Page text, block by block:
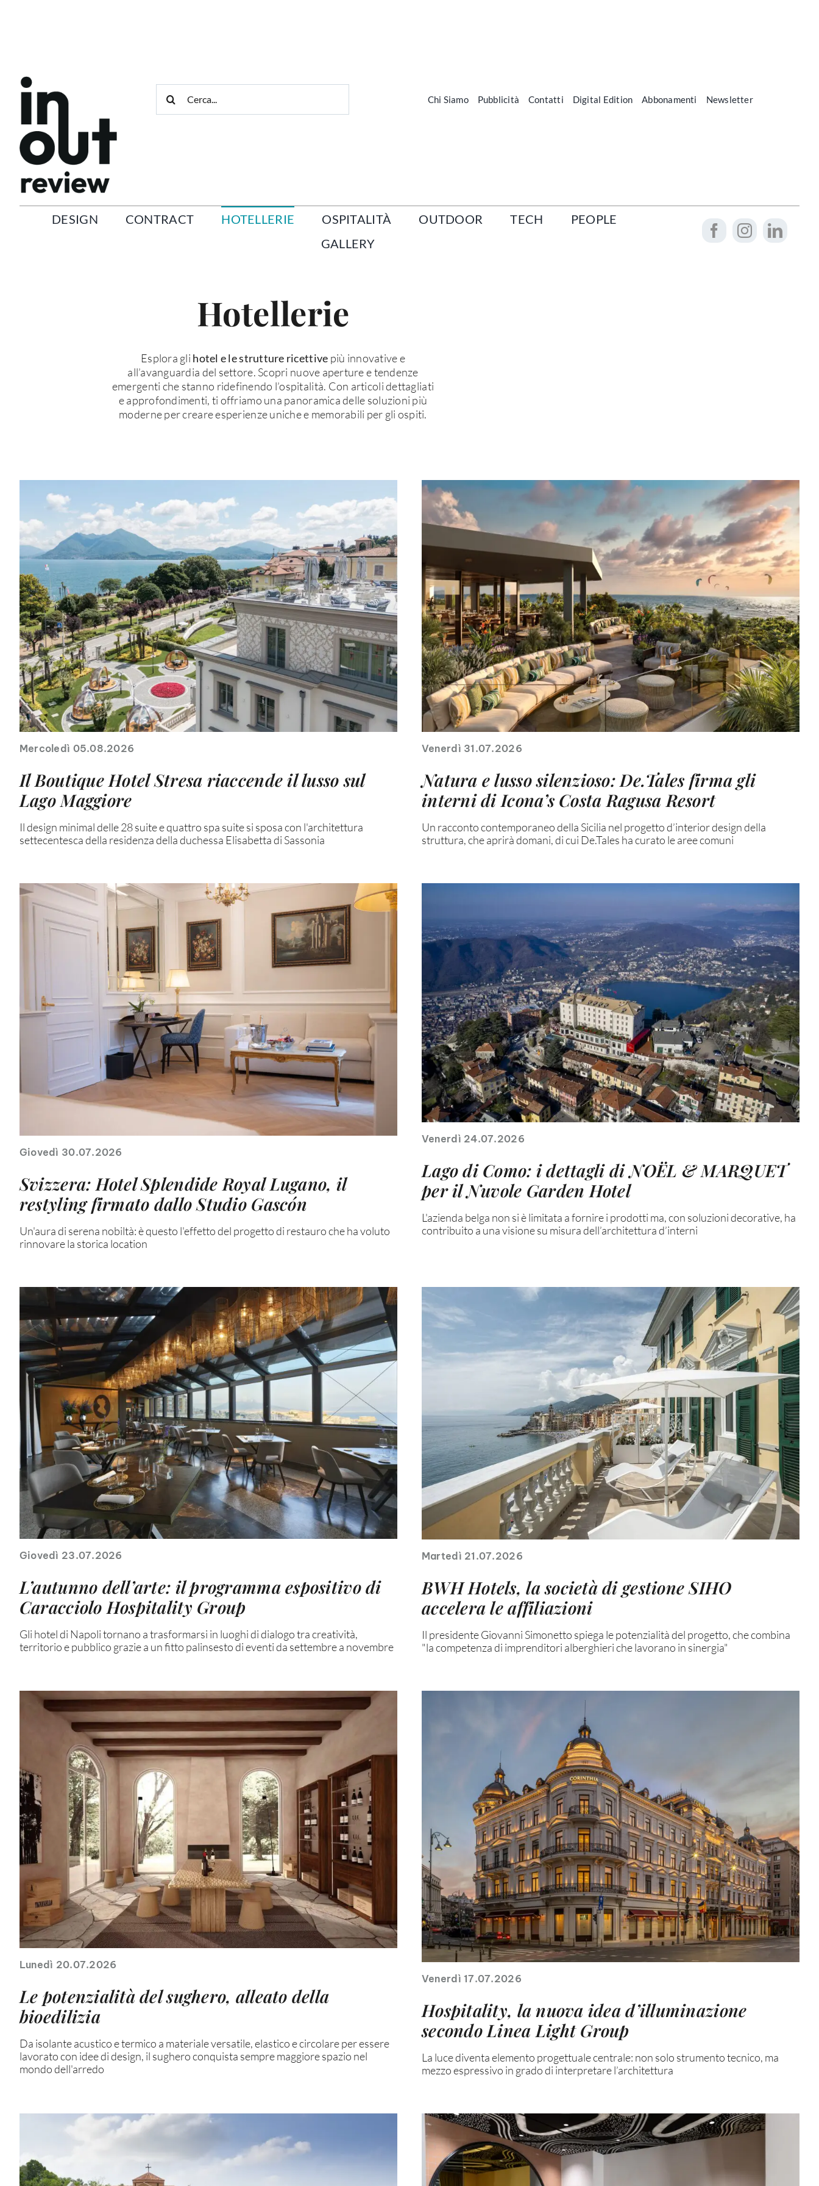
per:
Chi Siamo Pubblicità Contatti Digital Edition Abbonamenti Newsletter
DESIGN CONTRACT HOTELLERIE OSPITALITÀ OUTDOOR TECH
PEOPLE
GALLERY
Hotellerie
Esplora gli hotel e le strutture ricettive più innovative e
all’avanguardia del settore. Scopri nuove aperture e tendenze
emergenti che stanno ridefinendo l’ospitalità. Con articoli dettagliati
e approfondimenti, ti offriamo una panoramica delle soluzioni più
moderne per creare esperienze uniche e memorabili per gli ospiti.
Mercoledì 05.08.2026
Il Boutique Hotel Stresa riaccende il lusso sul
Lago Maggiore
Il design minimal delle 28 suite e quattro spa suite si sposa con l'architettura
settecentesca della residenza della duchessa Elisabetta di Sassonia
Venerdì 31.07.2026
Natura e lusso silenzioso: De.Tales firma gli
interni di Icona’s Costa Ragusa Resort
Un racconto contemporaneo della Sicilia nel progetto d’interior design della
struttura, che aprirà domani, di cui De.Tales ha curato le aree comuni
Giovedì 30.07.2026
Svizzera: Hotel Splendide Royal Lugano, il
restyling firmato dallo Studio Gascón
Un'aura di serena nobiltà: è questo l'effetto del progetto di restauro che ha voluto
rinnovare la storica location
Venerdì 24.07.2026
Lago di Como: i dettagli di NOËL & MARQUET
per il Nuvole Garden Hotel
L'azienda belga non si è limitata a fornire i prodotti ma, con soluzioni decorative, ha
contribuito a una visione su misura dell’architettura d’interni
Giovedì 23.07.2026
L’autunno dell’arte: il programma espositivo di
Caracciolo Hospitality Group
Gli hotel di Napoli tornano a trasformarsi in luoghi di dialogo tra creatività,
territorio e pubblico grazie a un fitto palinsesto di eventi da settembre a novembre
Martedì 21.07.2026
BWH Hotels, la società di gestione SIHO
accelera le affiliazioni
Il presidente Giovanni Simonetto spiega le potenzialità del progetto, che combina
"la competenza di imprenditori alberghieri che lavorano in sinergia"
Lunedì 20.07.2026
Le potenzialità del sughero, alleato della
bioedilizia
Da isolante acustico e termico a materiale versatile, elastico e circolare per essere
lavorato con idee di design, il sughero conquista sempre maggiore spazio nel
mondo dell'arredo
Venerdì 17.07.2026
Hospitality, la nuova idea d’illuminazione
secondo Linea Light Group
La luce diventa elemento progettuale centrale: non solo strumento tecnico, ma
mezzo espressivo in grado di interpretare l’architettura